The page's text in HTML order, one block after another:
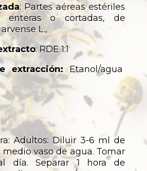
: Partes aéreas estériles
enteras o cortadas, de
L.,
: RDE 1:1
extracción:Etanol/agua
Adultos: Diluir 3-6 ml de
vaso de agua. Tomar
día. Separar 1 hora de